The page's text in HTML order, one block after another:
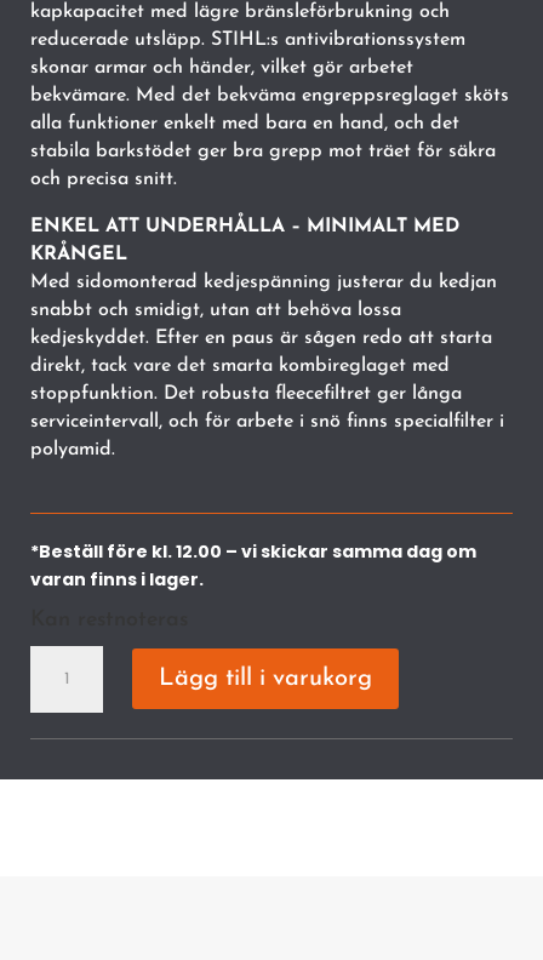
kapkapacitet med lägre bränsleförbrukning och
reducerade utsläpp. STIHL:s antivibrationssystem
skonar armar och händer, vilket gör arbetet
bekvämare. Med det bekväma engreppsreglaget sköts
alla funktioner enkelt med bara en hand, och det
stabila barkstödet ger bra grepp mot träet för säkra
och precisa snitt.
ENKEL ATT UNDERHÅLLA – MINIMALT MED
KRÅNGEL
Med sidomonterad kedjespänning justerar du kedjan
snabbt och smidigt, utan att behöva lossa
kedjeskyddet. Efter en paus är sågen redo att starta
direkt, tack vare det smarta kombireglaget med
stoppfunktion. Det robusta fleecefiltret ger långa
serviceintervall, och för arbete i snö finns specialfilter i
polyamid.
*Beställ före kl. 12.00 – vi skickar samma dag om
varan finns i lager.
Motorsåg,35cm/14",63PMC
mängd
Lägg till i varukorg